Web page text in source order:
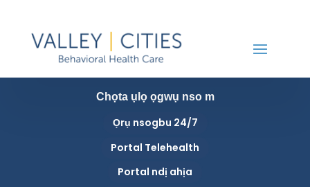
Chọta ụlọ ọgwụ nso m
Ọrụ nsogbu 24/7
Portal Telehealth
Portal ndị ahịa